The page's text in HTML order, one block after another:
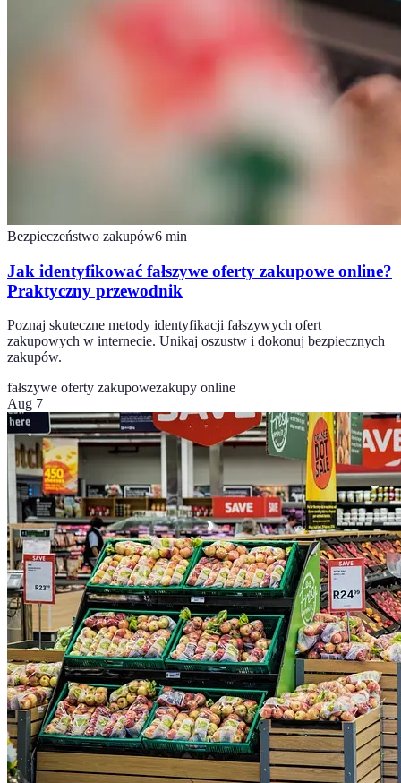
Bezpieczeństwo zakupów6 min
Jak identyfikować fałszywe oferty zakupowe online?
Praktyczny przewodnik
Poznaj skuteczne metody identyfikacji fałszywych ofert
zakupowych w internecie. Unikaj oszustw i dokonuj bezpiecznych
zakupów.
fałszywe oferty zakupowezakupy online
Aug 7